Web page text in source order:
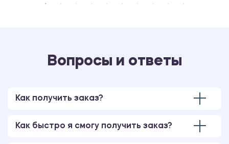
Вопросы и ответы
Как получить заказ?
Как быстро я смогу получить заказ?